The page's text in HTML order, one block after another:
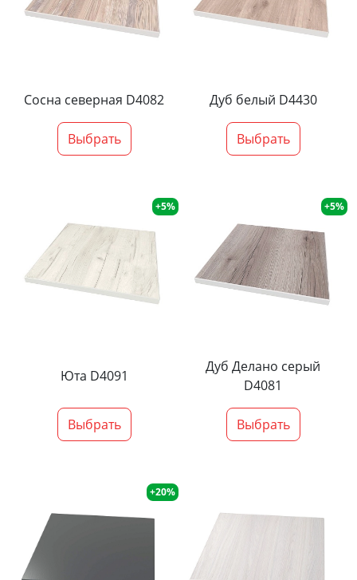
Сосна северная D4082
Выбрать
Дуб белый D4430
Выбрать
+5%
Юта D4091
Выбрать
+5%
Дуб Делано серый
D4081
Выбрать
+20%